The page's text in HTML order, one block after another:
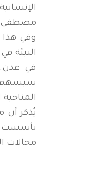
مصطفى
وفي هذا
البيئة
في
سيسهم
مجالات